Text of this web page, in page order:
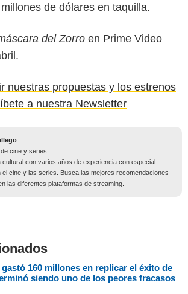
de dólares en taquilla.
del Zorro en Prime Video
nuestras propuestas y los estrenos
a nuestra Newsletter
cine y series
cultural con varios años de experiencia con especial
el cine y las series. Busca las mejores recomendaciones
las diferentes plataformas de streaming.
160 millones en replicar el éxito de
siendo uno de los peores fracasos